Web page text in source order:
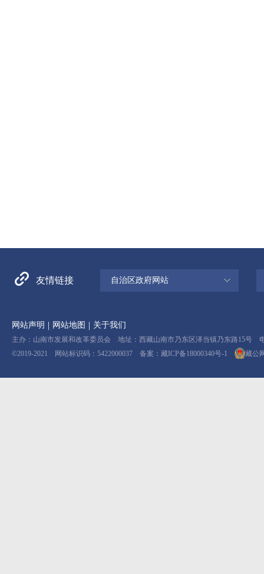
友情链接 自治区政府网站
网站声明 | 网站地图 | 关于我们
主办：山南市发展和改革委员会 地址：西藏山南市乃东区泽当镇乃东路15号 电
©2019-2021 网站标识码：5422000037 备案： 藏ICP备18000340号-1 藏公